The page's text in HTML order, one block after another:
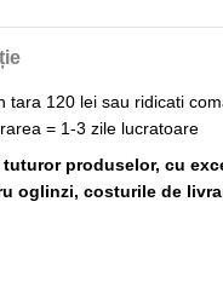
tara 120 lei sau ridicati
= 1-3 zile lucratoare
produselor, cu
oglinzi, costurile de